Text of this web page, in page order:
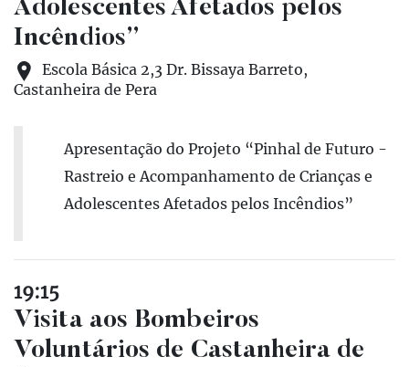
Adolescentes Afetados pelos
Incêndios”
Escola Básica 2,3 Dr. Bissaya Barreto,
Castanheira de Pera
Apresentação do Projeto “Pinhal de Futuro -
Rastreio e Acompanhamento de Crianças e
Adolescentes Afetados pelos Incêndios”
19:15
Visita aos Bombeiros
Voluntários de Castanheira de